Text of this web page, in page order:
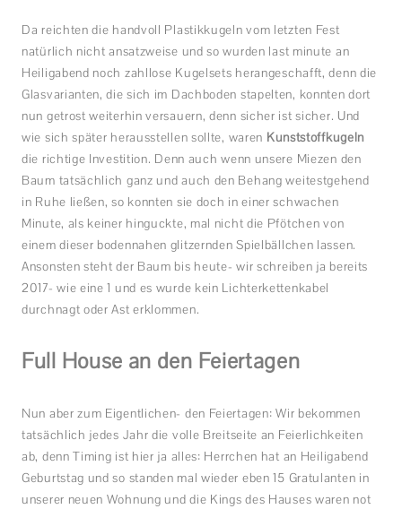
Da reichten die handvoll Plastikkugeln vom letzten Fest
natürlich nicht ansatzweise und so wurden last minute an
Heiligabend noch zahllose Kugelsets herangeschafft, denn die
Glasvarianten, die sich im Dachboden stapelten, konnten dort
nun getrost weiterhin versauern, denn sicher ist sicher. Und
wie sich später herausstellen sollte, waren Kunststoffkugeln
die richtige Investition. Denn auch wenn unsere Miezen den
Baum tatsächlich ganz und auch den Behang weitestgehend
in Ruhe ließen, so konnten sie doch in einer schwachen
Minute, als keiner hinguckte, mal nicht die Pfötchen von
einem dieser bodennahen glitzernden Spielbällchen lassen.
Ansonsten steht der Baum bis heute- wir schreiben ja bereits
2017- wie eine 1 und es wurde kein Lichterkettenkabel
durchnagt oder Ast erklommen.
Full House an den Feiertagen
Nun aber zum Eigentlichen- den Feiertagen: Wir bekommen
tatsächlich jedes Jahr die volle Breitseite an Feierlichkeiten
ab, denn Timing ist hier ja alles: Herrchen hat an Heiligabend
Geburtstag und so standen mal wieder eben 15 Gratulanten in
unserer neuen Wohnung und die Kings des Hauses waren not